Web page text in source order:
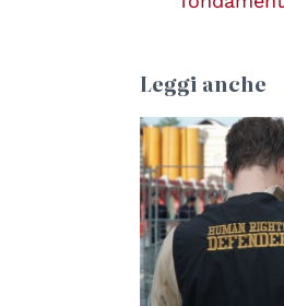
Leggi anche
© "Human Rights
is licensed under